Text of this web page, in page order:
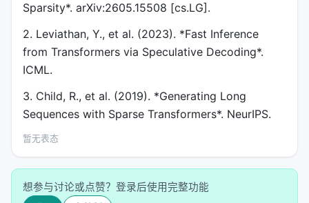
Sparsity*. arXiv:2605.15508 [cs.LG].
2. Leviathan, Y., et al. (2023). *Fast Inference
from Transformers via Speculative Decoding*.
ICML.
3. Child, R., et al. (2019). *Generating Long
Sequences with Sparse Transformers*. NeurIPS.
暂无表态
想参与讨论或点赞？登录后使用完整功能